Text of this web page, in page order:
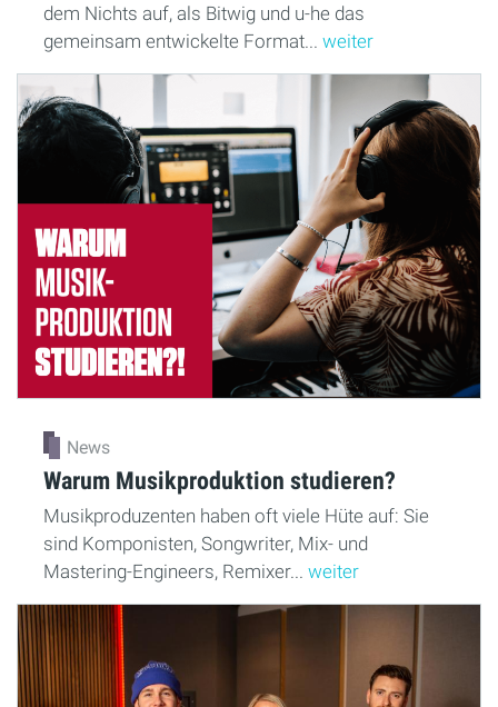
dem Nichts auf, als Bitwig und u-he das
gemeinsam entwickelte Format... weiter
News
Warum Musikproduktion studieren?
Musikproduzenten haben oft viele Hüte auf: Sie
sind Komponisten, Songwriter, Mix- und
Mastering-Engineers, Remixer... weiter